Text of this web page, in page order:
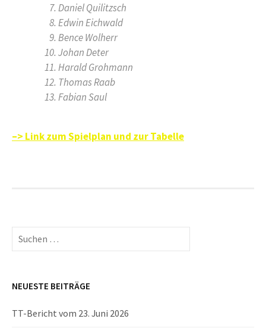
Daniel Quilitzsch
Edwin Eichwald
Bence Wolherr
Johan Deter
Harald Grohmann
Thomas Raab
Fabian Saul
–> Link zum Spielplan und zur Tabelle
Suchen
nach:
NEUESTE BEITRÄGE
TT-Bericht vom 23. Juni 2026